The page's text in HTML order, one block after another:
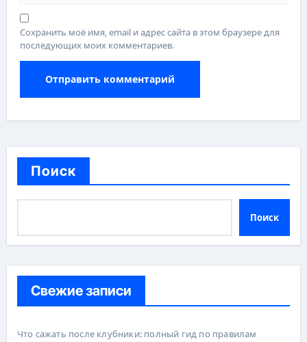
Сохранить моё имя, email и адрес сайта в этом браузере для
последующих моих комментариев.
Поиск
Поиск
Свежие записи
Что сажать после клубники: полный гид по правилам